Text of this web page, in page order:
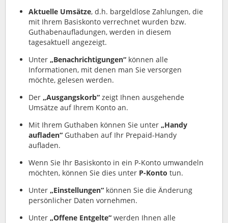
Aktuelle Umsätze, d.h. bargeldlose Zahlungen, die
mit Ihrem Basiskonto verrechnet wurden bzw.
Guthabenaufladungen, werden in diesem
tagesaktuell angezeigt.
Unter „Benachrichtigungen“ können alle
Informationen, mit denen man Sie versorgen
möchte, gelesen werden.
Der „Ausgangskorb“ zeigt Ihnen ausgehende
Umsätze auf Ihrem Konto an.
Mit Ihrem Guthaben können Sie unter „Handy
aufladen“ Guthaben auf Ihr Prepaid-Handy
aufladen.
Wenn Sie Ihr Basiskonto in ein P-Konto umwandeln
möchten, können Sie dies unter P-Konto tun.
Unter „Einstellungen“ können Sie die Änderung
persönlicher Daten vornehmen.
Unter „Offene Entgelte“ werden Ihnen alle